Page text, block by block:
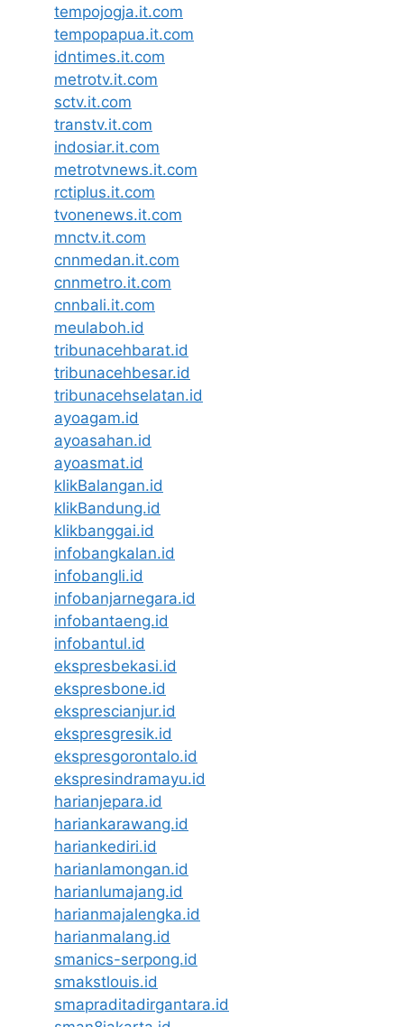
tempojogja.it.com
tempopapua.it.com
idntimes.it.com
metrotv.it.com
sctv.it.com
transtv.it.com
indosiar.it.com
metrotvnews.it.com
rctiplus.it.com
tvonenews.it.com
mnctv.it.com
cnnmedan.it.com
cnnmetro.it.com
cnnbali.it.com
meulaboh.id
tribunacehbarat.id
tribunacehbesar.id
tribunacehselatan.id
ayoagam.id
ayoasahan.id
ayoasmat.id
klikBalangan.id
klikBandung.id
klikbanggai.id
infobangkalan.id
infobangli.id
infobanjarnegara.id
infobantaeng.id
infobantul.id
ekspresbekasi.id
ekspresbone.id
eksprescianjur.id
ekspresgresik.id
ekspresgorontalo.id
ekspresindramayu.id
harianjepara.id
hariankarawang.id
hariankediri.id
harianlamongan.id
harianlumajang.id
harianmajalengka.id
harianmalang.id
smanics-serpong.id
smakstlouis.id
smapraditadirgantara.id